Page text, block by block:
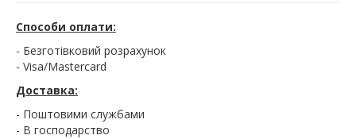
Способи оплати:
- Безготівковий розрахунок
- Visa/Mastercard
Доставка:
- Поштовими службами
- В господарство